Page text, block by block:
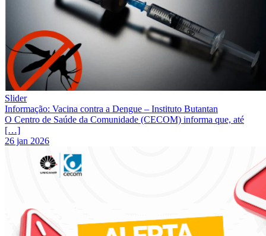
Slider
Informação: Vacina contra a Dengue – Instituto Butantan
O Centro de Saúde da Comunidade (CECOM) informa que, até
[…]
26 jan 2026